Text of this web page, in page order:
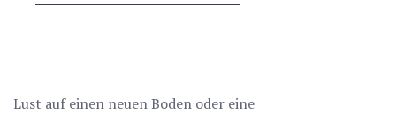
Lust auf einen neuen Boden oder eine